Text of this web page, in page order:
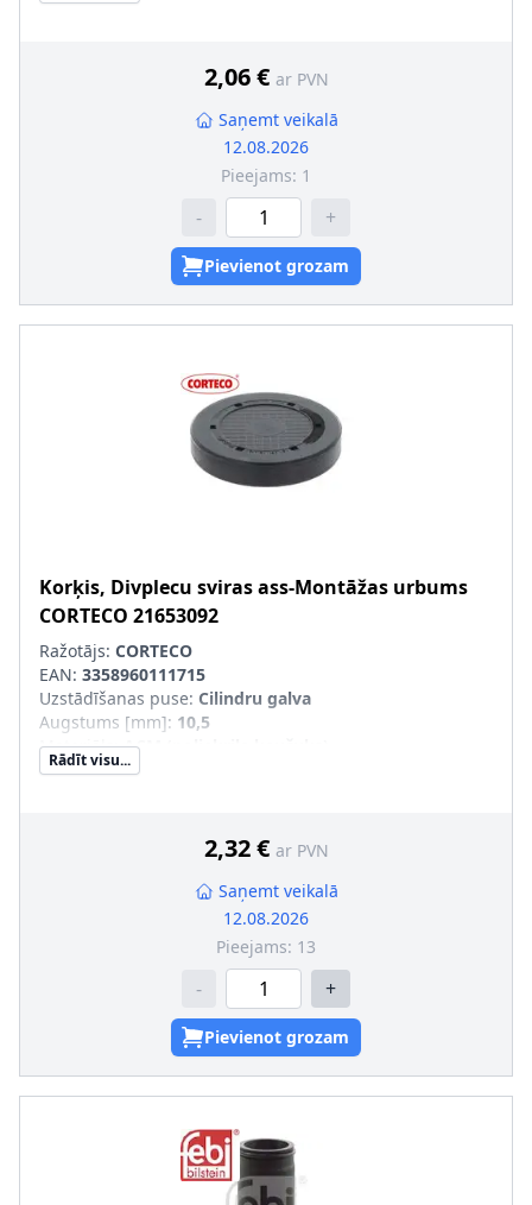
2,06 € ar PVN
Saņemt veikalā
12.08.2026
Pieejams: 1
- +
Pievienot grozam
Korķis, Divplecu sviras ass-Montāžas urbums
CORTECO 21653092
Ražotājs: CORTECO
EAN: 3358960111715
Uzstādīšanas puse: Cilindru galva
Augstums [mm]: 10,5
Materiāls:ACM (poliakrila kaučuks)
Ārējais diametrs [mm]
Rādīt visu...
2,32 € ar PVN
Saņemt veikalā
12.08.2026
Pieejams: 13
- +
Pievienot grozam